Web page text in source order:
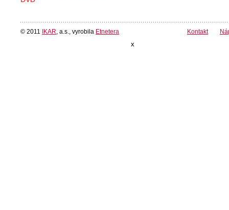
© 2011 IKAR , a.s., vyrobila Etnetera Kontakt
x